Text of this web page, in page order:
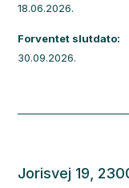
18.06.2026.
Forventet slutdato:
30.09.2026.
Jorisvej 19,